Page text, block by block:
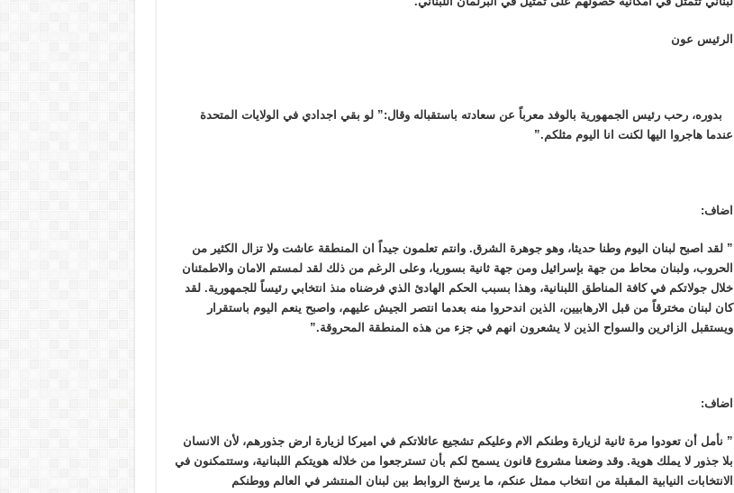
الرئيس عون
بدوره، رحب رئيس الجمهورية بالوفد معرباً عن سعادته باستقباله وقال:” لو بقي اجدادي في الولايات المتحدة
عندما هاجروا اليها لكنت انا اليوم مثلكم.”
اضاف:
” لقد اصبح لبنان اليوم وطنا حديثا، وهو جوهرة الشرق. وانتم تعلمون جيداً ان المنطقة عاشت ولا تزال الكثير من
الحروب، ولبنان محاط من جهة بإسرائيل ومن جهة ثانية بسوريا، وعلى الرغم من ذلك لقد لمستم الامان والاطمئنان
خلال جولاتكم في كافة المناطق اللبنانية، وهذا بسبب الحكم الهادئ الذي فرضناه منذ انتخابي رئيساً للجمهورية. لقد
كان لبنان مخترقاً من قبل الارهابيين، الذين اندحروا منه بعدما انتصر الجيش عليهم، واصبح ينعم اليوم باستقرار
ويستقبل الزائرين والسواح الذين لا يشعرون انهم في جزء من هذه المنطقة المحروقة.”
اضاف:
” نأمل أن تعودوا مرة ثانية لزيارة وطنكم الام وعليكم تشجيع عائلاتكم في اميركا لزيارة ارض جذورهم، لأن الانسان
بلا جذور لا يملك هوية. وقد وضعنا مشروع قانون يسمح لكم بأن تسترجعوا من خلاله هويتكم اللبنانية، وستتمكنون في
الانتخابات النيابية المقبلة من انتخاب ممثل عنكم، ما يرسخ الروابط بين لبنان المنتشر في العالم ووطنكم